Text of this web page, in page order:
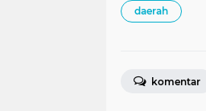
daerah
komentar